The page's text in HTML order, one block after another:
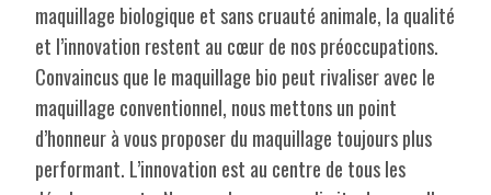
maquillage biologique et sans cruauté animale, la qualité
et l’innovation restent au cœur de nos préoccupations.
Convaincus que le maquillage bio peut rivaliser avec le
maquillage conventionnel, nous mettons un point
d’honneur à vous proposer du maquillage toujours plus
performant. L’innovation est au centre de tous les